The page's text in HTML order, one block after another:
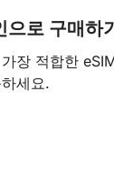
으로 구매하
장 적합한
세요.